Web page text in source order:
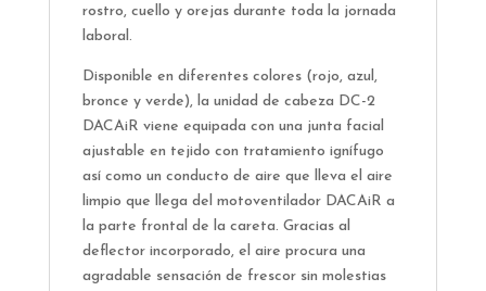
rostro, cuello y orejas durante toda la jornada
laboral.
Disponible en diferentes colores (rojo, azul,
bronce y verde), la unidad de cabeza DC-2
DACAiR viene equipada con una junta facial
ajustable en tejido con tratamiento ignífugo
así como un conducto de aire que lleva el aire
limpio que llega del motoventilador DACAiR a
la parte frontal de la careta. Gracias al
deflector incorporado, el aire procura una
agradable sensación de frescor sin molestias